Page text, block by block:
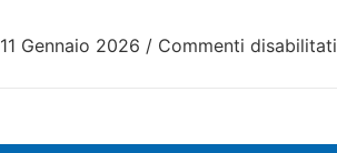
11 Gennaio 2026 / Commenti disabilitati